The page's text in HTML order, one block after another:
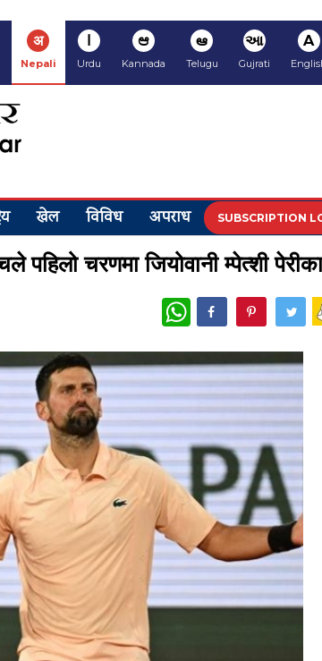
अ
Nepali
ا
Urdu
ಆ
Kannada
ఆ
Telugu
આ
Gujrati
A
खेल विविध अपराध SUBSCRIPTION
चरणमा जियोवानी म्पेत्शी
WhatsApp